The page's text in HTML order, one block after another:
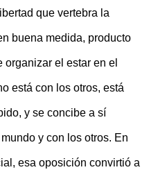
que vertebra la
buena medida, producto
el estar en el
está con los otros, está
y se concibe a sí
y con los otros. En
esa oposición convirtió a